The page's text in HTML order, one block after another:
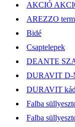
AKCIÓ
AREZZO
Bidé
Csaptelepek
DEANTE
DURAVIT D-
DURAVIT
Falba
Falba